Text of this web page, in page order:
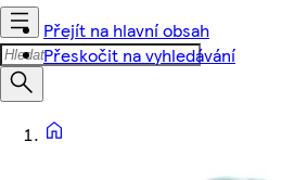
Přejít na hlavní obsah
Přeskočit na vyhledávání